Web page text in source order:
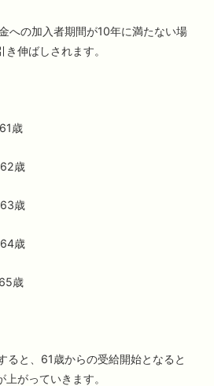
への加入者期間が10年に満たない場
伸ばしされます。
歳
歳
歳
歳
歳
ると、61歳からの受給開始となると
がっていきます。